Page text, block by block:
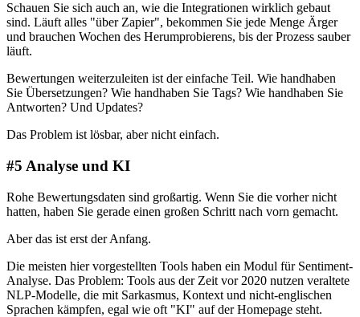
Schauen Sie sich auch an, wie die Integrationen wirklich gebaut
sind. Läuft alles "über Zapier", bekommen Sie jede Menge Ärger
und brauchen Wochen des Herumprobierens, bis der Prozess sauber
läuft.
Bewertungen weiterzuleiten ist der einfache Teil. Wie handhaben
Sie Übersetzungen? Wie handhaben Sie Tags? Wie handhaben Sie
Antworten? Und Updates?
Das Problem ist lösbar, aber nicht einfach.
#5 Analyse und KI
Rohe Bewertungsdaten sind großartig. Wenn Sie die vorher nicht
hatten, haben Sie gerade einen großen Schritt nach vorn gemacht.
Aber das ist erst der Anfang.
Die meisten hier vorgestellten Tools haben ein Modul für Sentiment-
Analyse. Das Problem: Tools aus der Zeit vor 2020 nutzen veraltete
NLP-Modelle, die mit Sarkasmus, Kontext und nicht-englischen
Sprachen kämpfen, egal wie oft "KI" auf der Homepage steht.